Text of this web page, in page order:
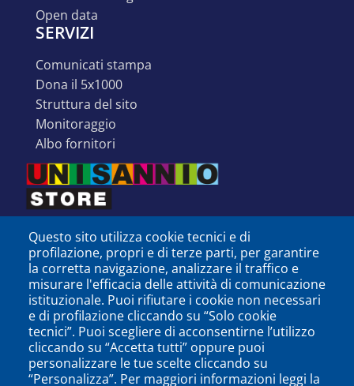
open data
SERVIZI
comunicati stampa
dona il 5x1000
struttura del sito
monitoraggio
albo fornitori
SEGUICI SU
Questo sito utilizza cookie tecnici e di
profilazione, propri e di terze parti, per garantire
la corretta navigazione, analizzare il traffico e
misurare l'efficacia delle attività di comunicazione
istituzionale. Puoi rifiutare i cookie non necessari
e di profilazione cliccando su “Solo cookie
tecnici”. Puoi scegliere di acconsentirne l’utilizzo
cliccando su “Accetta tutti” oppure puoi
personalizzare le tue scelte cliccando su
“Personalizza”. Per maggiori informazioni leggi la